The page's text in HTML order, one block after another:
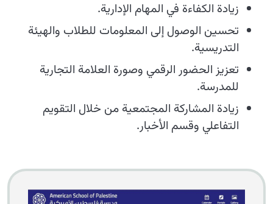
زيادة الكفاءة في المهام الإدارية.
تحسين الوصول إلى المعلومات للطلاب والهيئة
التدريسية.
تعزيز الحضور الرقمي وصورة العلامة التجارية
للمدرسة.
زيادة المشاركة المجتمعية من خلال التقويم
التفاعلي وقسم الأخبار.